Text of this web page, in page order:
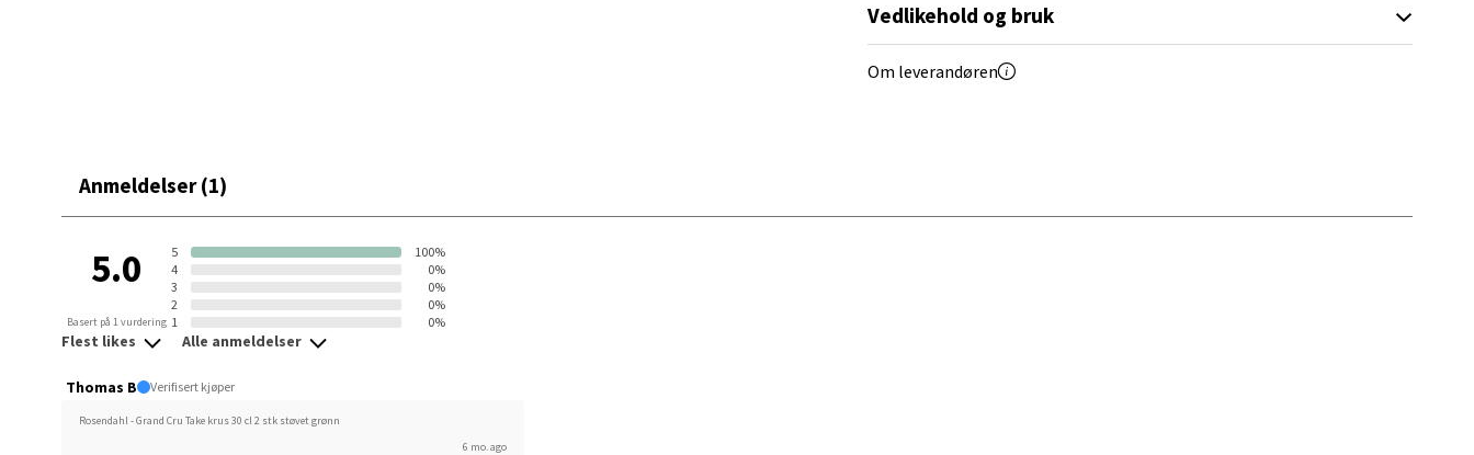
Vedlikehold og bruk
Om leverandøren
Anmeldelser (1)
5.0
Basert på 1 vurdering
5
100%
4
0%
3
0%
2
0%
1
0%
Flest likes Alle anmeldelser
Thomas B Verifisert kjøper
Rosendahl - Grand Cru Take krus 30 cl 2 stk støvet grønn
6 mo. ago
0 i butikk
Molde - Moldetorget